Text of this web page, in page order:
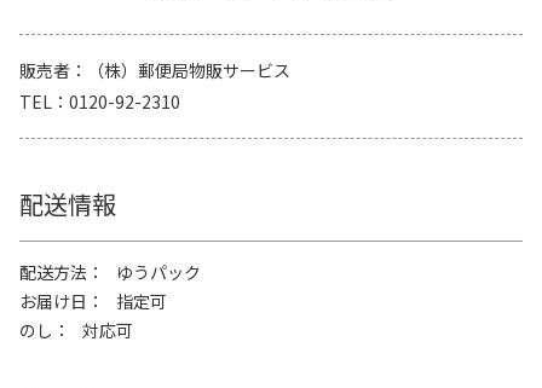
販売者
（株）郵便局物販サービス
TEL
0120-92-2310
配送情報
配送方法
ゆうパック
お届け日
指定可
のし
対応可